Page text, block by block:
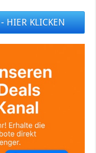
KLICKEN